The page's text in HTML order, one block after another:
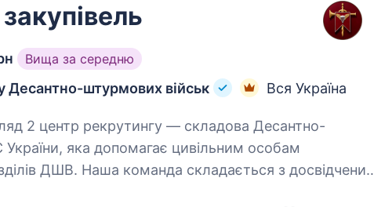
Вища за середню
Десантно-штурмових військ Вся Україна
яка допомагає цивільним особам
ДШВ. Наша команда складається з досвідчених